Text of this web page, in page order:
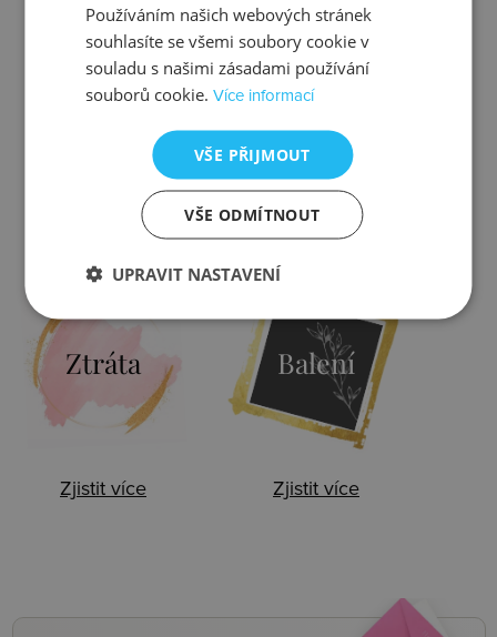
Kontrola
Zjistit více
Výměna
Zjistit více
Ztráta
Zjistit více
Balení
Zjistit více
Používáním našich webových stránek
souhlasíte se všemi soubory cookie v
souladu s našimi zásadami používání
souborů cookie.Více informací
VŠE PŘIJMOUT
VŠE ODMÍTNOUT
UPRAVIT NASTAVENÍ